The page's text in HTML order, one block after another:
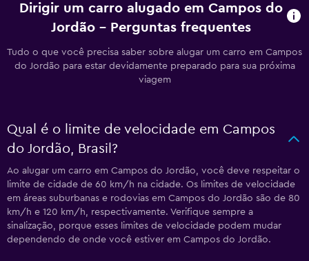
Dirigir um carro alugado em Campos do
Jordão – Perguntas frequentes
Tudo o que você precisa saber sobre alugar um carro em Campos
do Jordão para estar devidamente preparado para sua próxima
viagem
Qual é o limite de velocidade em Campos
do Jordão, Brasil?
Ao alugar um carro em Campos do Jordão, você deve respeitar o
limite de cidade de 60 km/h na cidade. Os limites de velocidade
em áreas suburbanas e rodovias em Campos do Jordão são de 80
km/h e 120 km/h, respectivamente. Verifique sempre a
sinalização, porque esses limites de velocidade podem mudar
dependendo de onde você estiver em Campos do Jordão.